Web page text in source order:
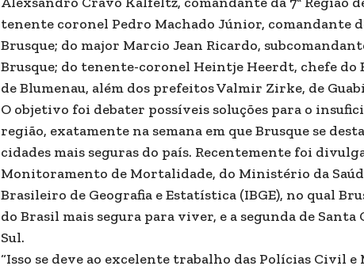
tenente coronel Pedro Machado Júnior, comandante
Brusque; do major Marcio Jean Ricardo,
Brusque; do tenente-coronel Heintje Heerdt, chefe do
de Blumenau, além dos prefeitos Valmir Zirke, de
O objetivo foi debater possíveis soluções para o
região, exatamente na semana em que Brusque se
cidades mais seguras do país. Recentemente foi
Monitoramento de Mortalidade, do Ministério da
Brasileiro de Geografia e Estatística (IBGE), no qual
do Brasil mais segura para viver, e a segunda de
Sul.
“Isso se deve ao excelente trabalho das Polícias Civil